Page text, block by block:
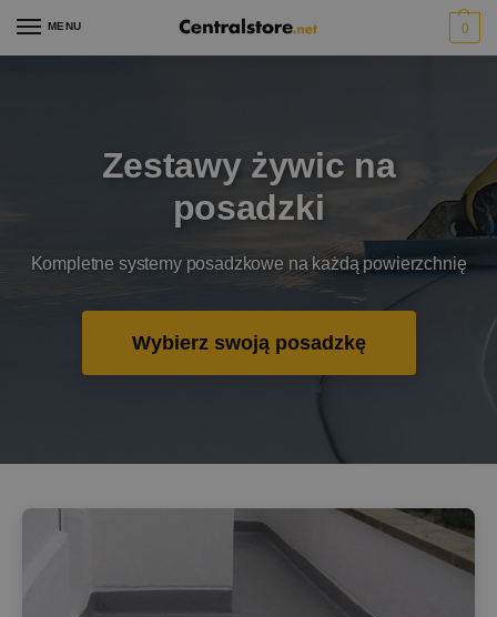
MENU 0
Zestawy żywic na
posadzki
Kompletne systemy posadzkowe na każdą powierzchnię
Wybierz swoją posadzkę